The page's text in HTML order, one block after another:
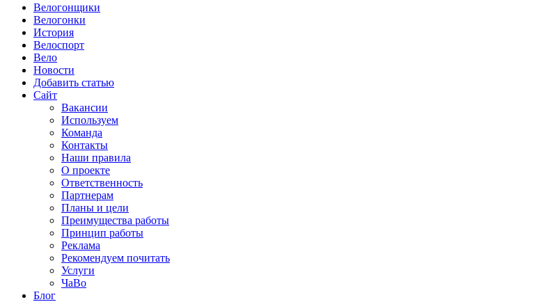
Велогонщики
Велогонки
История
Велоспорт
Вело
Новости
Добавить статью
Сайт
Вакансии
Используем
Команда
Контакты
Наши правила
О проекте
Ответственность
Партнерам
Планы и цели
Преимущества работы
Принцип работы
Реклама
Рекомендуем почитать
Услуги
ЧаВо
Блог